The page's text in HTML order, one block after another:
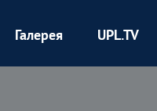
Галерея UPL.TV